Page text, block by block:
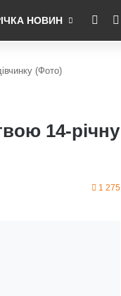
НОВИН RSS
(Фото)
14-річну
1 275